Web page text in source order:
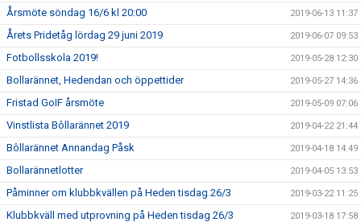
Årsmöte söndag 16/6 kl 20:00 2019-06-13 11:37
Årets Pridetåg lördag 29 juni 2019 2019-06-07 09:53
Fotbollsskola 2019! 2019-05-28 12:30
Bollarännet, Hedendan och öppettider 2019-05-27 14:36
Fristad GoIF årsmöte 2019-05-09 07:06
Vinstlista Bôllarännet 2019 2019-04-22 21:44
Bôllarännet Annandag Påsk 2019-04-18 14:49
Bollarännetlotter 2019-04-05 13:53
Påminner om klubbkvällen på Heden tisdag 26/3 2019-03-22 11:25
Klubbkväll med utprovning på Heden tisdag 26/3 2019-03-18 17:58